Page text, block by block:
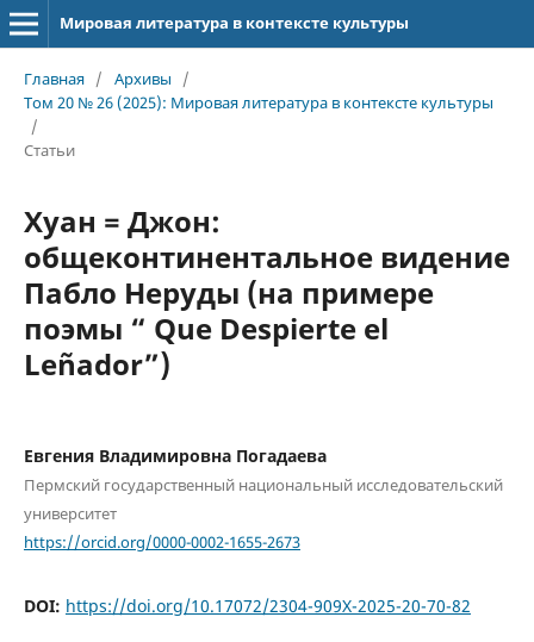
Мировая литература в контексте культуры
Главная / Архивы
/
Том 20 № 26 (2025): Мировая литература в контексте культуры
/
Статьи
Хуан = Джон:
общеконтинентальное видение
Пабло Неруды (на примере
поэмы “ Que Despierte el
Leñador”)
Евгения Владимировна Погадаева
Пермский государственный национальный исследовательский
университет
https://orcid.org/0000-0002-1655-2673
DOI: https://doi.org/10.17072/2304-909Х-2025-20-70-82